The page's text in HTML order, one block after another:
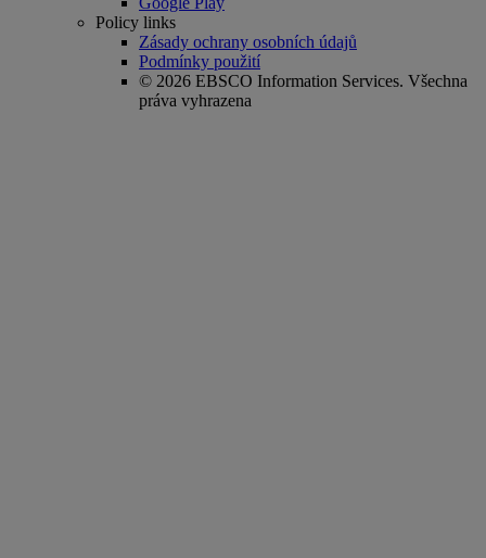
Policy links
Zásady ochrany osobních údajů
Podmínky použití
© 2026 EBSCO Information Services. Všechna
práva vyhrazena